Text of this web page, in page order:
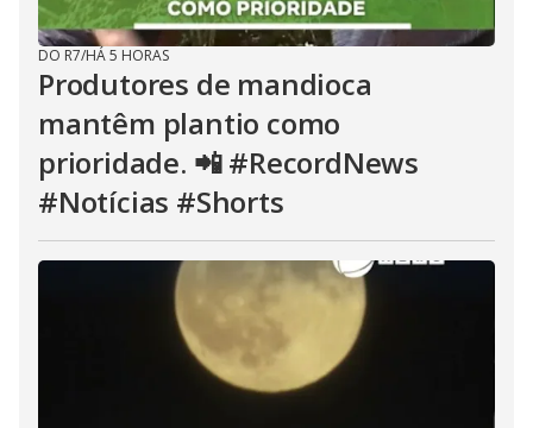
DO R7/HÁ 5 HORAS
Produtores de mandioca
mantêm plantio como
prioridade. 📲 #RecordNews
#Notícias #Shorts